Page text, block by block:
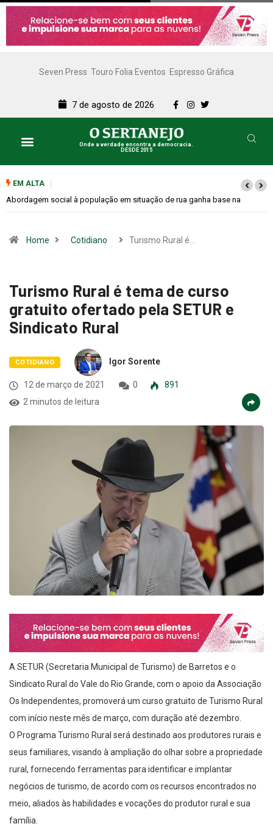
Seven Press Touro Folia Eventos Espresso Gráfica
7 de agosto de 2026
Onde a verdade encontra a democracia.
DESDE 2015
EM ALTA
na Cemitérios terão horário especial e missas no Dia dos Pais
Home Cotidiano Turismo Rural é…
Turismo Rural é tema de curso
gratuito ofertado pela SETUR e
Sindicato Rural
COTIDIANO Igor Sorente
12 de março de 2021 0
891
2 minutos de leitura
A SETUR (Secretaria Municipal de Turismo) de Barretos e o
Sindicato Rural do Vale do Rio Grande, com o apoio da Associação
Os Independentes, promoverá um curso gratuito de Turismo Rural
com início neste mês de março, com duração até dezembro.
O Programa Turismo Rural será destinado aos produtores rurais e
seus familiares, visando à ampliação do olhar sobre a propriedade
rural, fornecendo ferramentas para identificar e implantar
negócios de turismo, de acordo com os recursos encontrados no
meio, aliados às habilidades e vocações do produtor rural e sua
família.